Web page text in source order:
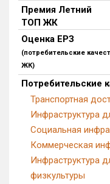
Премия Летний
ТОП ЖК
Оценка ЕРЗ
(потребительские
ЖК)
Потребительские
Транспортная
Инфраструктура
Социальная
Коммерческая
Инфраструктура
физкультуры